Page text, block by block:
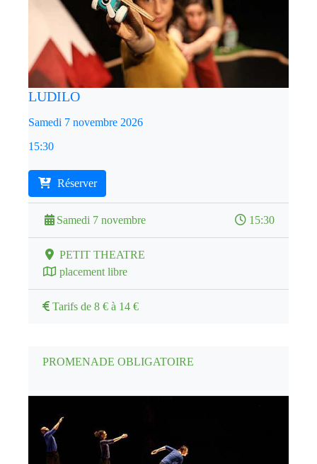
LUDILO
Samedi 7 novembre 2026
15:30
Réserver
Samedi 7 novembre 15:30
PETIT THEATRE
placement libre
Tarifs de 8 € à 14 €
PROMENADE OBLIGATOIRE